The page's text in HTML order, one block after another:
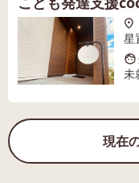
星
未
現在